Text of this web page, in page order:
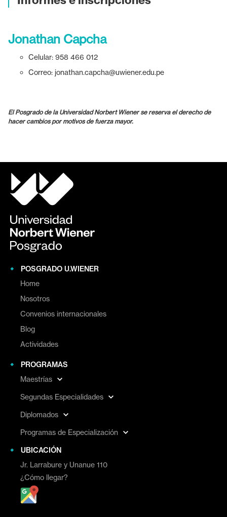
Jonathan Capcha
Celular: 958 466 012
Correo: jonathan.capcha@uwiener.edu.pe
El Posgrado de la Universidad Norbert Wiener se reserva el derecho de
hacer cambios por motivos de fuerza mayor.
POSGRADO U.WIENER
Home
Nosotros
Convenios internacionales
Blog
Actividades
PROGRAMAS
Maestrías
Segundas Especialidades
Diplomados
Programas de Especialización
UBICACIÓN
Jr. Larrabure y Unanue 110
¿Cómo llegar?